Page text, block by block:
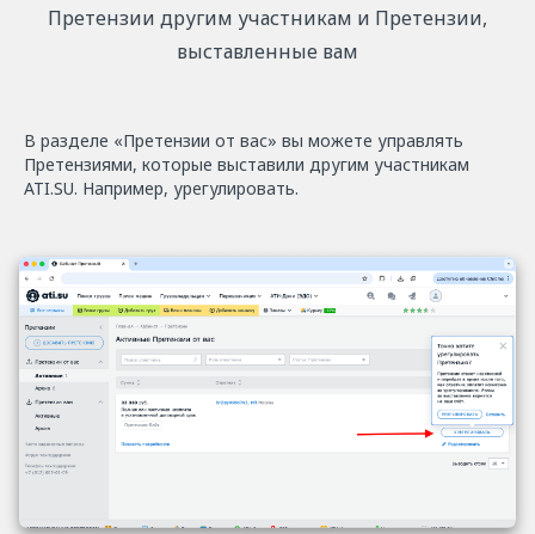
Претензии другим участникам и Претензии,
выставленные вам
В разделе «Претензии от вас» вы можете управлять
Претензиями, которые выставили другим участникам
ATI.SU. Например, урегулировать.